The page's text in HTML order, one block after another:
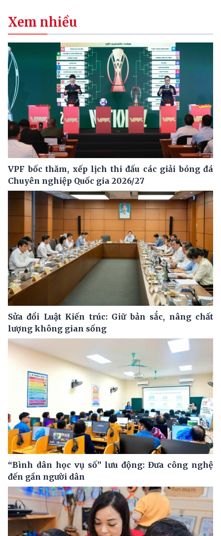
Xem nhiều
VPF bốc thăm, xếp lịch thi đấu các giải bóng đá
Chuyên nghiệp Quốc gia 2026/27
Sửa đổi Luật Kiến trúc: Giữ bản sắc, nâng chất
lượng không gian sống
“Bình dân học vụ số” lưu động: Đưa công nghệ
đến gần người dân